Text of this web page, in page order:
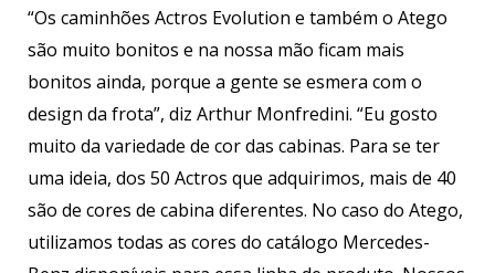
“Os caminhões Actros Evolution e também o Atego
são muito bonitos e na nossa mão ficam mais
bonitos ainda, porque a gente se esmera com o
design da frota”, diz Arthur Monfredini. “Eu gosto
muito da variedade de cor das cabinas. Para se ter
uma ideia, dos 50 Actros que adquirimos, mais de 40
são de cores de cabina diferentes. No caso do Atego,
utilizamos todas as cores do catálogo Mercedes-